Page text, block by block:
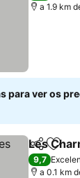
a 1.9 km
para ver os
Partilhar
Les
9,7
a 0.1 km